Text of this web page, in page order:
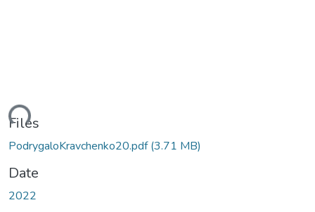
Files
PodrygaloKravchenko20.pdf(3.71 MB)
Date
2022